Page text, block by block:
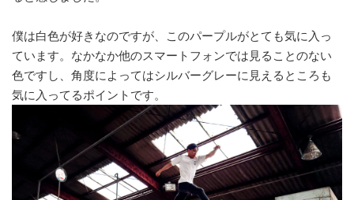
僕は白色が好きなのですが、このパープルがとても気に入っ
ています。なかなか他のスマートフォンでは見ることのない
色ですし、角度によってはシルバーグレーに見えるところも
気に入ってるポイントです。